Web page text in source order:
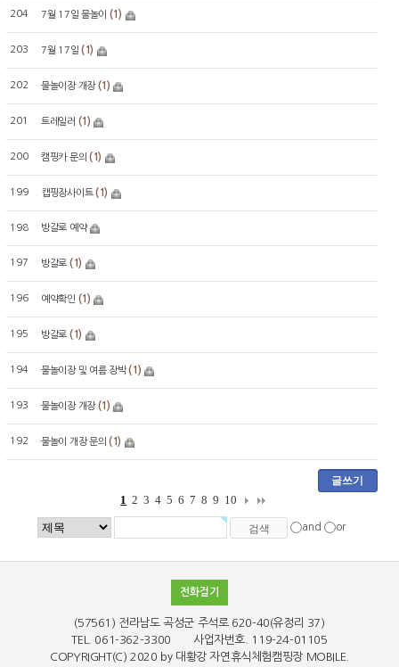
204 7월 17일 물놀이 (1)
203 7월 17일 (1)
202 물놀이장 개장 (1)
201 트레일러 (1)
200 캠핑카 문의 (1)
199 캡핑장사이트 (1)
198 방갈로 예약
197 방갈로 (1)
196 예약확인 (1)
195 방갈로 (1)
194 물놀이장 및 여름 장박 (1)
193 물놀이장 개장 (1)
192 물놀이 개장 문의 (1)
글쓰기
1 2 3 4 5 6 7 8 9 10
and or
전화걸기
(57561) 전라남도 곡성군 주석로 620-40(유정리 37)
TEL. 061-362-3300 사업자번호. 119-24-01105
COPYRIGHT(C) 2020 by 대황강 자연휴식체험캠핑장MOBILE.